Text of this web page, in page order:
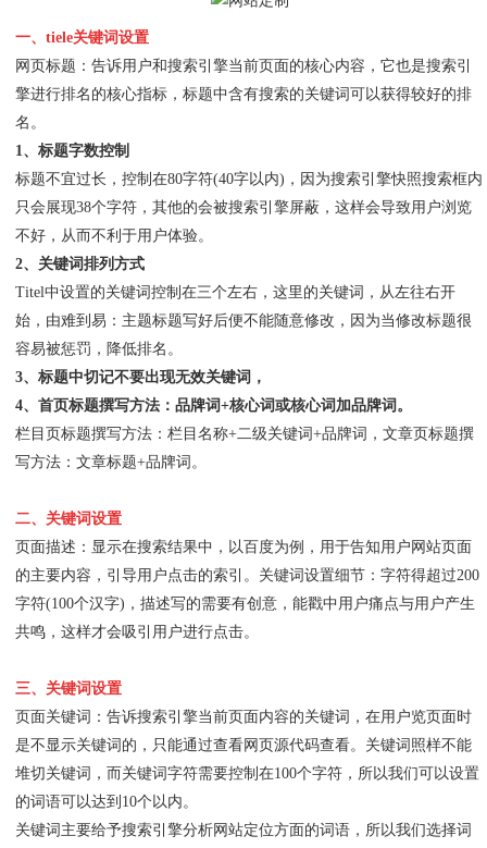
一、tiele关键词设置
网页标题：告诉用户和搜索引擎当前页面的核心内容，它也是搜索引
擎进行排名的核心指标，标题中含有搜索的关键词可以获得较好的排
名。
1、标题字数控制
标题不宜过长，控制在80字符(40字以内)，因为搜索引擎快照搜索框内
只会展现38个字符，其他的会被搜索引擎屏蔽，这样会导致用户浏览
不好，从而不利于用户体验。
2、关键词排列方式
Titel中设置的关键词控制在三个左右，这里的关键词，从左往右开
始，由难到易：主题标题写好后便不能随意修改，因为当修改标题很
容易被惩罚，降低排名。
3、标题中切记不要出现无效关键词，
4、首页标题撰写方法：品牌词+核心词或核心词加品牌词。
栏目页标题撰写方法：栏目名称+二级关键词+品牌词，文章页标题撰
写方法：文章标题+品牌词。
二、关键词设置
页面描述：显示在搜索结果中，以百度为例，用于告知用户网站页面
的主要内容，引导用户点击的索引。关键词设置细节：字符得超过200
字符(100个汉字)，描述写的需要有创意，能戳中用户痛点与用户产生
共鸣，这样才会吸引用户进行点击。
三、关键词设置
页面关键词：告诉搜索引擎当前页面内容的关键词，在用户览页面时
是不显示关键词的，只能通过查看网页源代码查看。关键词照样不能
堆切关键词，而关键词字符需要控制在100个字符，所以我们可以设置
的词语可以达到10个以内。
关键词主要给予搜索引擎分析网站定位方面的词语，所以我们选择词